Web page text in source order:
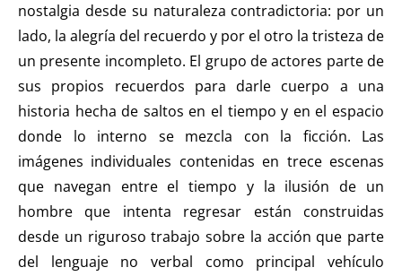
nostalgia desde su naturaleza contradictoria: por un
lado, la alegría del recuerdo y por el otro la tristeza de
un presente incompleto. El grupo de actores parte de
sus propios recuerdos para darle cuerpo a una
historia hecha de saltos en el tiempo y en el espacio
donde lo interno se mezcla con la ficción. Las
imágenes individuales contenidas en trece escenas
que navegan entre el tiempo y la ilusión de un
hombre que intenta regresar están construidas
desde un riguroso trabajo sobre la acción que parte
del lenguaje no verbal como principal vehículo